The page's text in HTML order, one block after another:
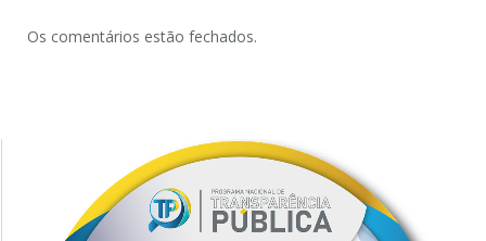
Os comentários estão fechados.